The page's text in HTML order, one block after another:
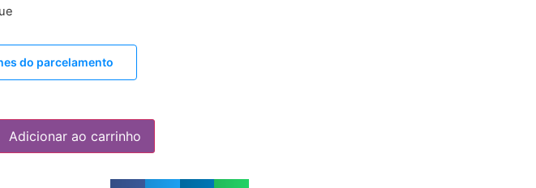
do parcelamento
Adicionar ao carrinho